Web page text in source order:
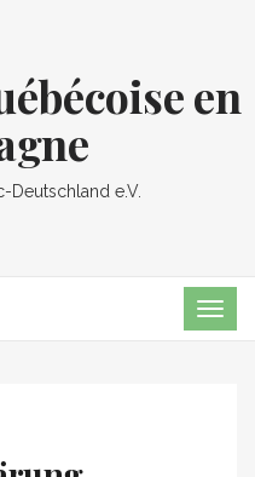
en
Deutschland e.V.